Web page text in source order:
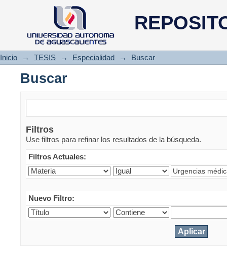
Buscar
Inicio → TESIS → Especialidad → Buscar
Buscar
Filtros
Use filtros para refinar los resultados de la búsqueda.
Filtros Actuales:
Nuevo Filtro: